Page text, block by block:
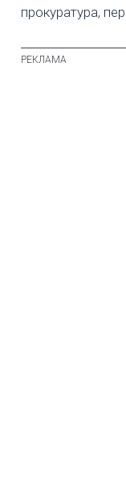
прокуратура,